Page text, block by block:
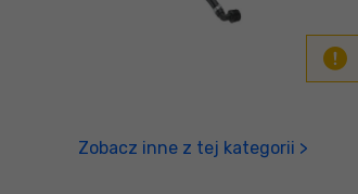
Zobacz inne z tej kategorii >